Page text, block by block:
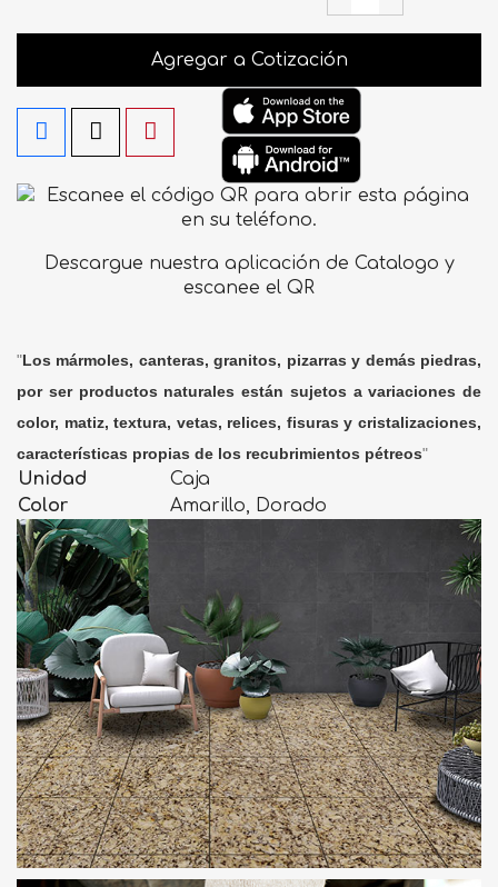
Agregar a Cotización
Descargue nuestra aplicación de Catalogo y
escanee el QR
"Los mármoles, canteras, granitos, pizarras y demás piedras,
por ser productos naturales están sujetos a variaciones de
color, matiz, textura, vetas, relices, fisuras y cristalizaciones,
características propias de los recubrimientos pétreos"
Unidad
Caja
Color
Amarillo, Dorado